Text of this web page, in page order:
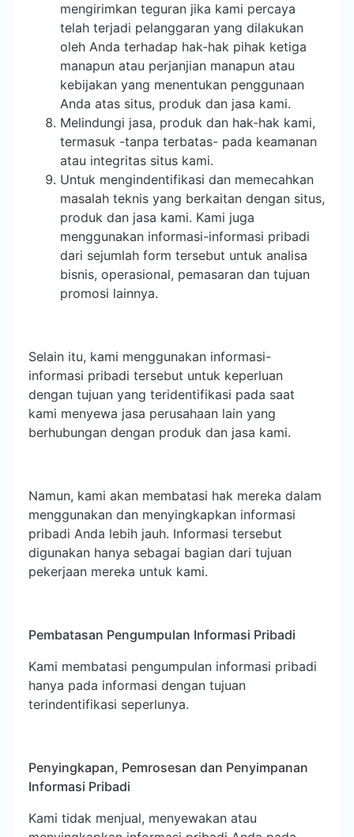
mengirimkan teguran jika kami percaya
telah terjadi pelanggaran yang dilakukan
oleh Anda terhadap hak-hak pihak ketiga
manapun atau perjanjian manapun atau
kebijakan yang menentukan penggunaan
Anda atas situs, produk dan jasa kami.
Melindungi jasa, produk dan hak-hak kami,
termasuk -tanpa terbatas- pada keamanan
atau integritas situs kami.
Untuk mengindentifikasi dan memecahkan
masalah teknis yang berkaitan dengan situs,
produk dan jasa kami. Kami juga
menggunakan informasi-informasi pribadi
dari sejumlah form tersebut untuk analisa
bisnis, operasional, pemasaran dan tujuan
promosi lainnya.
Selain itu, kami menggunakan informasi-
informasi pribadi tersebut untuk keperluan
dengan tujuan yang teridentifikasi pada saat
kami menyewa jasa perusahaan lain yang
berhubungan dengan produk dan jasa kami.
Namun, kami akan membatasi hak mereka dalam
menggunakan dan menyingkapkan informasi
pribadi Anda lebih jauh. Informasi tersebut
digunakan hanya sebagai bagian dari tujuan
pekerjaan mereka untuk kami.
Pembatasan Pengumpulan Informasi Pribadi
Kami membatasi pengumpulan informasi pribadi
hanya pada informasi dengan tujuan
terindentifikasi seperlunya.
Penyingkapan, Pemrosesan dan Penyimpanan
Informasi Pribadi
Kami tidak menjual, menyewakan atau